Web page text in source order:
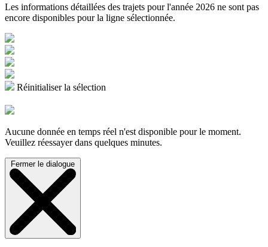
Les informations détaillées des trajets pour l'année 2026 ne sont pas
encore disponibles pour la ligne sélectionnée.
Réinitialiser la sélection
Aucune donnée en temps réel n'est disponible pour le moment.
Veuillez réessayer dans quelques minutes.
Fermer le dialogue